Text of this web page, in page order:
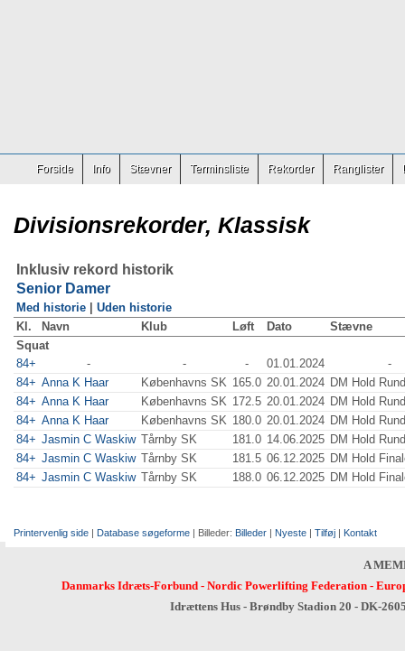
Forside Info Stævner Terminsliste Rekorder Ranglister
Divisionsrekorder, Klassisk
Inklusiv rekord historik
Senior Damer
Med historie
Uden historie
Kl.
Navn Klub Løft Dato
Stævne
Squat
84+
- - - 01.01.2024
-
84+ Anna K Haar Københavns SK 165.0 20.01.2024 DM Hold
84+ Anna K Haar Københavns SK 172.5 20.01.2024 DM Hold
84+ Anna K Haar Københavns SK 180.0 20.01.2024 DM Hold
84+ Jasmin C Waskiw Tårnby SK 181.0 14.06.2025 DM Hold
84+ Jasmin C Waskiw Tårnby SK 181.5 06.12.2025 DM Hold
84+ Jasmin C Waskiw Tårnby SK 188.0 06.12.2025 DM Hold
Printervenlig side | Database søgeforme | Billeder: Billeder | Nyeste | Tilføj | Kontakt
A
Danmarks Idræts-Forbund- Nordic Powerlifting Federation-
Idrættens Hus - Brøndby Stadion 20 - DK-